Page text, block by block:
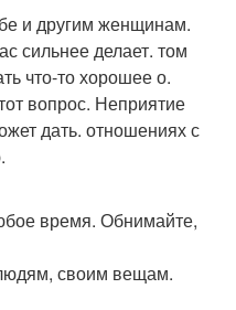
и другим женщинам.
сильнее делает. том
что-то хорошее о.
вопрос. Неприятие
дать. отношениях с
время. Обнимайте,
своим вещам.